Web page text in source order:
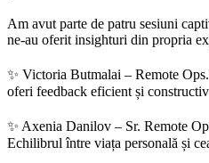
Am avut parte de patru sesiuni
ne-au oferit insighturi din propria
✨ Victoria Butmalai – Remote
oferi feedback eficient și constructiv
✨ Axenia Danilov – Sr. Remote
Echilibrul între viața personală și